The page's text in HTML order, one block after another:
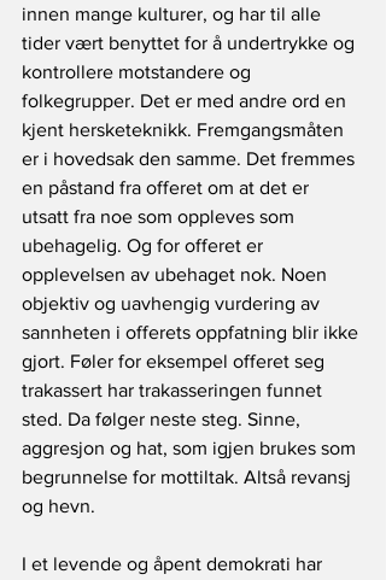
innen mange kulturer, og har til alle
tider vært benyttet for å undertrykke og
kontrollere motstandere og
folkegrupper. Det er med andre ord en
kjent hersketeknikk. Fremgangsmåten
er i hovedsak den samme. Det fremmes
en påstand fra offeret om at det er
utsatt fra noe som oppleves som
ubehagelig. Og for offeret er
opplevelsen av ubehaget nok. Noen
objektiv og uavhengig vurdering av
sannheten i offerets oppfatning blir ikke
gjort. Føler for eksempel offeret seg
trakassert har trakasseringen funnet
sted. Da følger neste steg. Sinne,
aggresjon og hat, som igjen brukes som
begrunnelse for mottiltak. Altså revansj
og hevn.
I et levende og åpent demokrati har